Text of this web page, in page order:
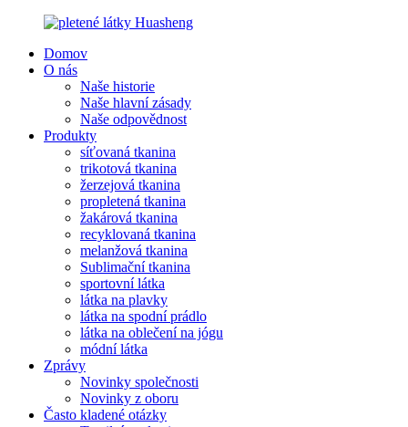
Domov
O nás
Naše historie
Naše hlavní zásady
Naše odpovědnost
Produkty
síťovaná tkanina
trikotová tkanina
žerzejová tkanina
propletená tkanina
žakárová tkanina
recyklovaná tkanina
melanžová tkanina
Sublimační tkanina
sportovní látka
látka na plavky
látka na spodní prádlo
látka na oblečení na jógu
módní látka
Zprávy
Novinky společnosti
Novinky z oboru
Často kladené otázky